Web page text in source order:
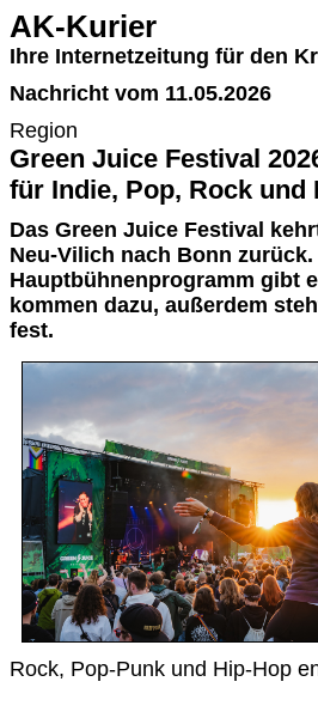
AK-Kurier
Ihre Internetzeitung für den
Nachricht vom 11.05.2026
Region
Green Juice Festival
für Indie, Pop, Rock und
Das Green Juice Festival
Neu-Vilich nach Bonn
Hauptbühnenprogramm gibt
kommen dazu, außerdem
fest.
Rock, Pop-Punk und Hip-Hop